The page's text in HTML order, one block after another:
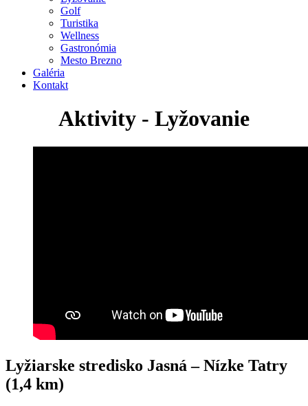
Golf
Turistika
Wellness
Gastronómia
Mesto Brezno
Galéria
Kontakt
Aktivity - Lyžovanie
Lyžiarske stredisko Jasná – Nízke Tatry
(1,4 km)